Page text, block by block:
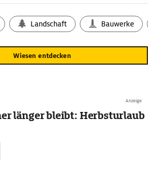
Landschaft Bauwerke
Wiesen entdecken
Anzeige
länger bleibt: Herbsturlaub